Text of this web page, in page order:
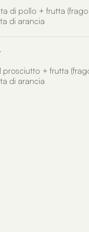
di pollo + frutta
di arancia
prosciutto + frutta
di arancia